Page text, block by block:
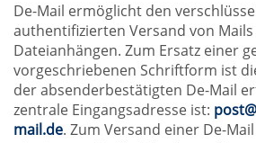
De-Mail ermöglicht den
authentifizierten Versand von
Dateianhängen. Zum Ersatz einer
vorgeschriebenen Schriftform ist
der absenderbestätigten De-Mail
zentrale Eingangsadresse ist:
mail.de. Zum Versand einer De-